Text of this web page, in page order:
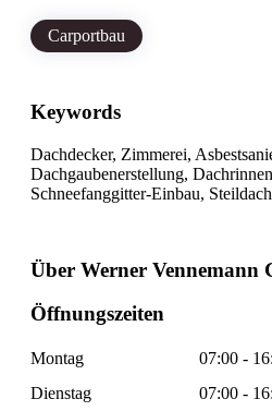
Carportbau
Keywords
Dachdecker, Zimmerei,
Dachgaubenerstellung,
Schneefanggitter-Einbau,
Über Werner
Öffnungszeiten
Montag
07:00 -
Dienstag
07:00 -